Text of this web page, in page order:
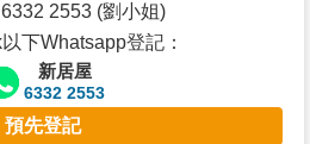
2553 (劉小姐)
下Whatsapp登記：
新居屋
6332 2553
預先登記